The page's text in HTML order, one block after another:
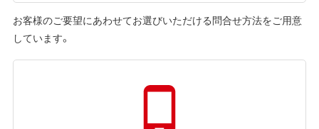
お客様のご要望にあわせてお選びいただける問合せ方法をご用意
しています。